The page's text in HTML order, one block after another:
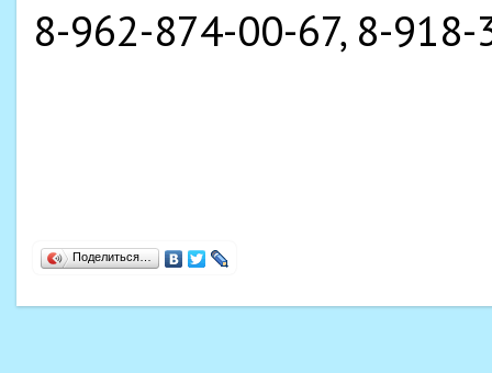
8-962-874-00-67, 8-
Поделиться…